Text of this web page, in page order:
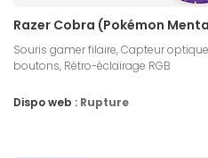
Razer Cobra (Pokémon
Souris gamer filaire, Capteur
boutons, Rétro-éclairage RGB
Dispo web : Rupture